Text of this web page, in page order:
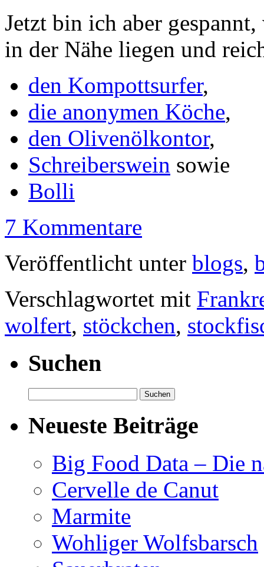
Jetzt bin ich aber
in der Nähe liegen und
den Kompottsurfer,
die anonymen Köche,
den Olivenölkontor,
Schreiberswein sowie
Bolli
7 Kommentare
Veröffentlicht unter blogs,
Verschlagwortet mit
wolfert, stöckchen,
Suchen
nach:
Neueste Beiträge
Big Food Data – Die
Cervelle de Canut
Marmite
Wohliger Wolfsbarsch